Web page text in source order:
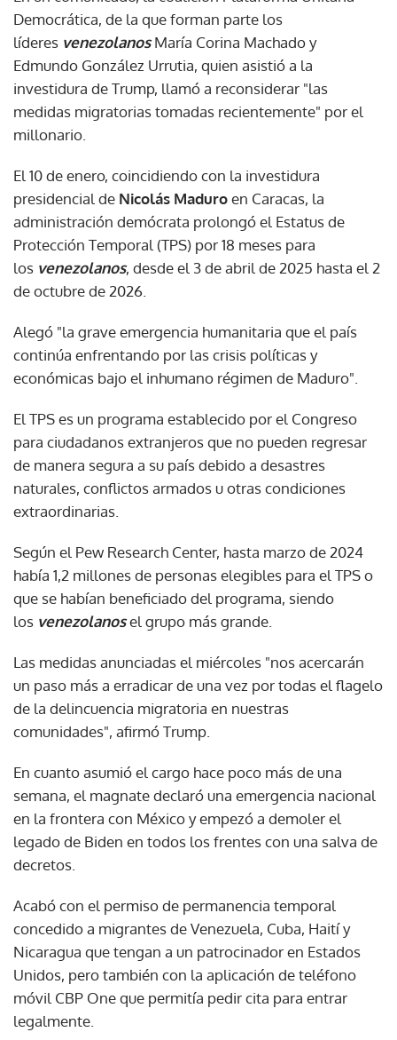
Democrática, de la que forman parte los
líderes venezolanosMaría Corina Machado y
Edmundo González Urrutia, quien asistió a la
investidura de Trump, llamó a reconsiderar "las
medidas migratorias tomadas recientemente" por el
millonario.
El 10 de enero, coincidiendo con la investidura
presidencial de Nicolás Maduroen Caracas, la
administración demócrata prolongó el Estatus de
Protección Temporal (TPS) por 18 meses para
los venezolanos, desde el 3 de abril de 2025 hasta el 2
de octubre de 2026.
Alegó "la grave emergencia humanitaria que el país
continúa enfrentando por las crisis políticas y
económicas bajo el inhumano régimen de Maduro".
El TPS es un programa establecido por el Congreso
para ciudadanos extranjeros que no pueden regresar
de manera segura a su país debido a desastres
naturales, conflictos armados u otras condiciones
extraordinarias.
Según el Pew Research Center, hasta marzo de 2024
había 1,2 millones de personas elegibles para el TPS o
que se habían beneficiado del programa, siendo
los venezolanosel grupo más grande.
Las medidas anunciadas el miércoles "nos acercarán
un paso más a erradicar de una vez por todas el flagelo
de la delincuencia migratoria en nuestras
comunidades", afirmó Trump.
En cuanto asumió el cargo hace poco más de una
semana, el magnate declaró una emergencia nacional
en la frontera con México y empezó a demoler el
legado de Biden en todos los frentes con una salva de
decretos.
Acabó con el permiso de permanencia temporal
concedido a migrantes de Venezuela, Cuba, Haití y
Nicaragua que tengan a un patrocinador en Estados
Unidos, pero también con la aplicación de teléfono
móvil CBP One que permitía pedir cita para entrar
legalmente.